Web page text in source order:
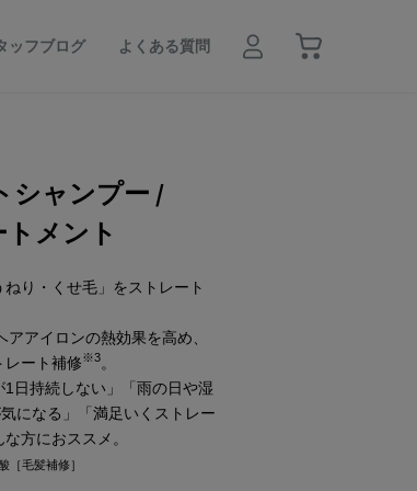
ッフブログ よくある質問
シャンプー /
メント
り・くせ毛」をストレート
アアイロンの熱効果を高め、
レート補修※3。
1日持続しない」「雨の日や湿
になる」「満足いくストレー
方におススメ。
毛髪補修］